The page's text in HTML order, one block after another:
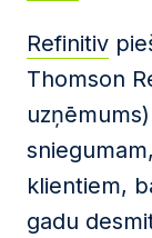
Refinitiv
Thomson
klientiem,
gadu